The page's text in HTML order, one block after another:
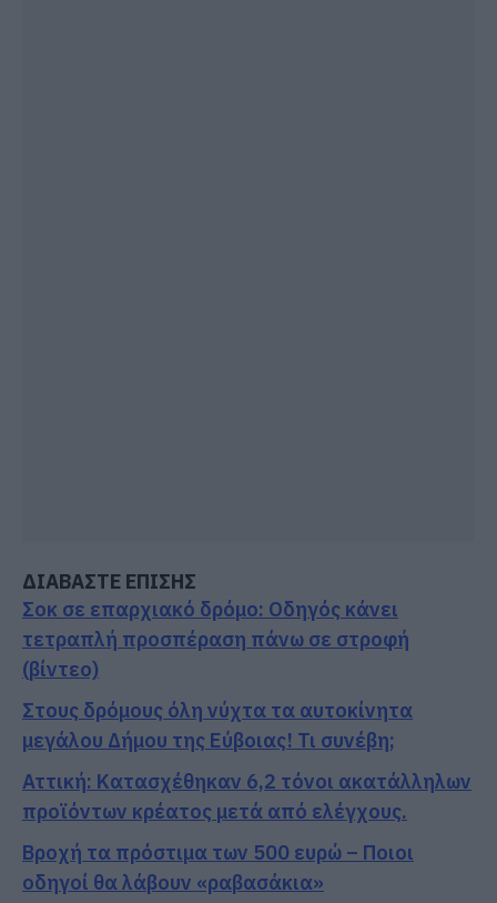
ΔΙΑΒΑΣΤΕ ΕΠΙΣΗΣ
Σοκ σε επαρχιακό δρόμο: Οδηγός κάνει
τετραπλή προσπέραση πάνω σε στροφή
(βίντεο)
Στους δρόμους όλη νύχτα τα αυτοκίνητα
μεγάλου Δήμου της Εύβοιας! Τι συνέβη;
Αττική: Κατασχέθηκαν 6,2 τόνοι ακατάλληλων
προϊόντων κρέατος μετά από ελέγχους.
Βροχή τα πρόστιμα των 500 ευρώ – Ποιοι
οδηγοί θα λάβουν «ραβασάκια»